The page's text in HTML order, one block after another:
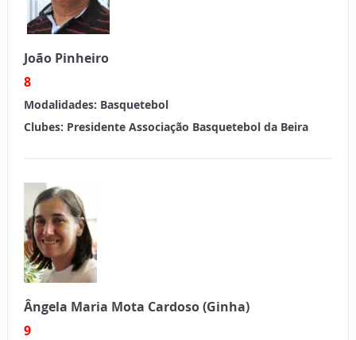
João Pinheiro
8
Modalidades: Basquetebol
Clubes: Presidente Associação Basquetebol da Beira
Ângela Maria Mota Cardoso (Ginha)
9